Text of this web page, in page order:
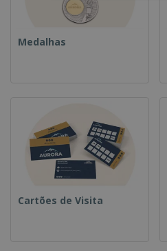
Medalhas
Cartões de Visita